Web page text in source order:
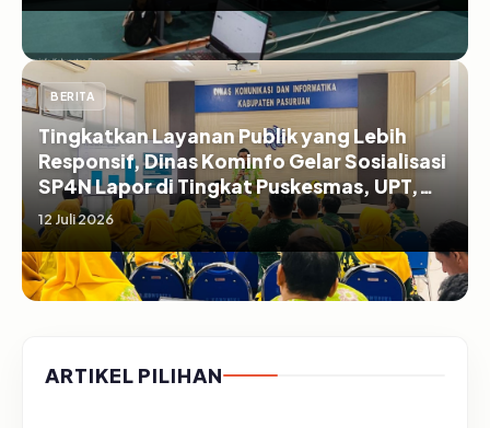
BERITA
Tingkatkan Layanan Publik yang Lebih
Responsif, Dinas Kominfo Gelar Sosialisasi
SP4N Lapor di Tingkat Puskesmas, UPT,
serta SD/SMP di Kabupaten Pasuruan
12 Juli 2026
ARTIKEL PILIHAN